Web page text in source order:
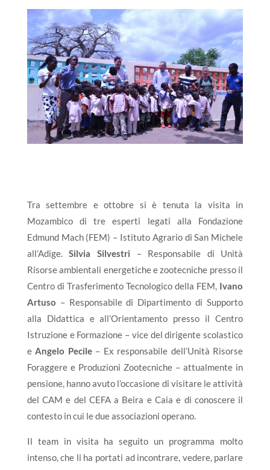
Tra settembre e ottobre si è tenuta la visita in
Mozambico di tre esperti legati alla Fondazione
Edmund Mach (FEM) – Istituto Agrario di San Michele
all’Adige.Silvia Silvestri – Responsabile di Unità
Risorse ambientali energetiche e zootecniche presso il
Centro di Trasferimento Tecnologico della FEM, Ivano
Artuso – Responsabile di Dipartimento di Supporto
alla Didattica e all’Orientamento presso il Centro
Istruzione e Formazione – vice del dirigente scolastico
eAngelo Pecile– Ex responsabile dell’Unità Risorse
Foraggere e Produzioni Zootecniche – attualmente in
pensione, hanno avuto l’occasione di visitare le attività
del CAM e del CEFA a Beira e Caia e di conoscere il
contesto in cui le due associazioni operano.
Il team in visita ha seguito un programma molto
intenso, che li ha portati ad incontrare, vedere, parlare